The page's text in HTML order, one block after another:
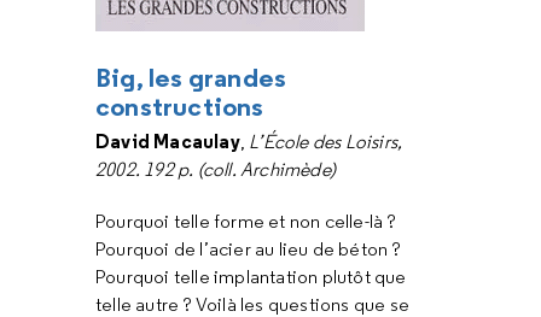
Big, les grandes
constructions
David Macaulay, L’École des Loisirs,
2002. 192 p. (coll. Archimède)
Pourquoi telle forme et non celle-là ?
Pourquoi de l’acier au lieu de béton ?
Pourquoi telle implantation plutôt que
telle autre ? Voilà les questions que se